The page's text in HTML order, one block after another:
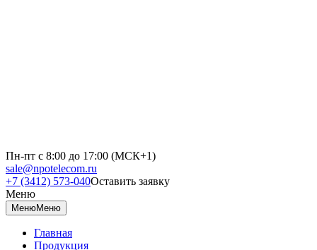
Пн-пт с 8:00 до 17:00 (МСК+1)
sale@npotelecom.ru
+7 (3412) 573-040Оставить заявку
Меню
МенюМеню
Главная
Продукция